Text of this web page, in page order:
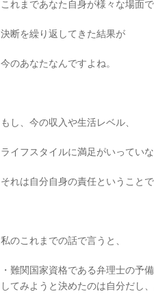
これまであなた自身が様々な場面で
決断を繰り返してきた結果が
今のあなたなんですよね。
もし、今の収入や生活レベル、
ライフスタイルに満足がいっていな
それは自分自身の責任ということで
私のこれまでの話で言うと、
・難関国家資格である弁理士の予
してみようと決めたのは自分だし